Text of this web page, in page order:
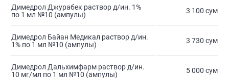
Димедрол Джурабек раствор д/ин. 1%
по 1 мл №10 (ампулы)
3 100 сум
Димедрол Байан Медикал раствор д/ин.
1% по 1 мл №10 (ампулы)
3 730 сум
Димедрол Дальхимфарм раствор д/ин.
10 мг/мл по 1 мл №10 (ампулы)
5 000 сум